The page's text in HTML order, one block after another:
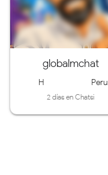
globalmchat
H Peru
2 días en Chatsi